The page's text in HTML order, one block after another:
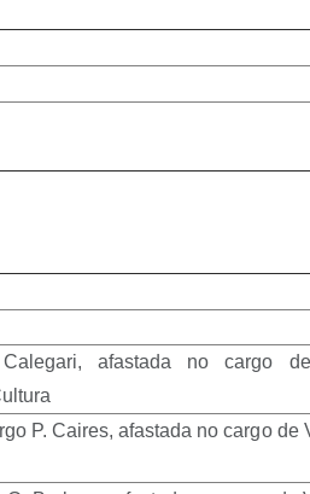
afastada no cargo
P. Caires, afastada no cargo de